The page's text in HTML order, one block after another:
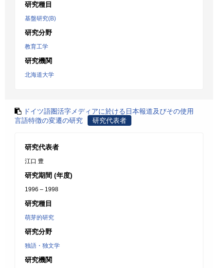
研究種目
基盤研究(B)
研究分野
教育工学
研究機関
北海道大学
ドイツ語圏活字メディアに於ける日本報道及びその使用
言語特徴の変遷の研究
研究代表者
研究代表者
江口 豊
研究期間 (年度)
1996 – 1998
研究種目
萌芽的研究
研究分野
独語・独文学
研究機関